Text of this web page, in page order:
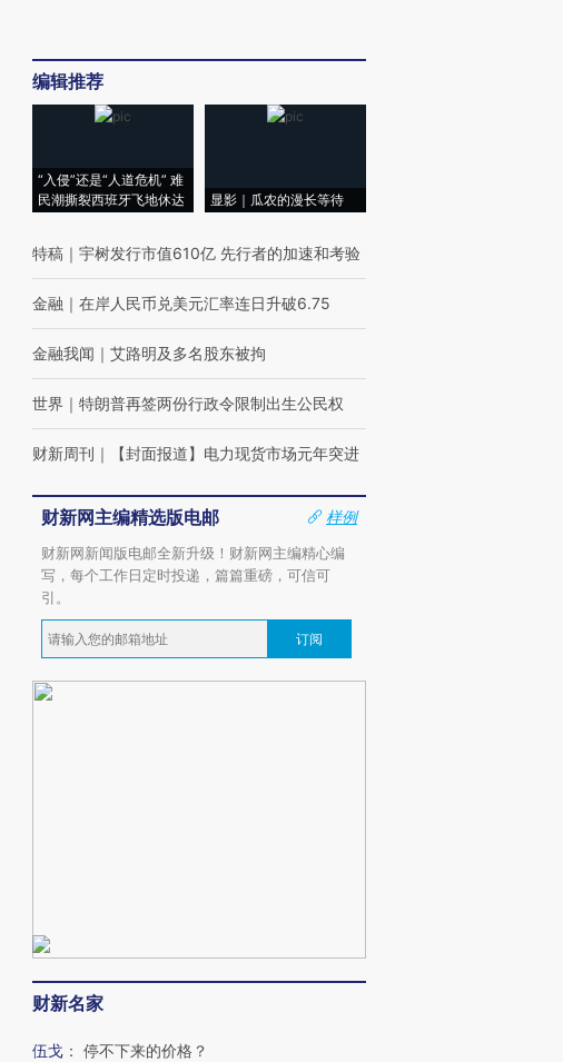
编辑推荐
“入侵”还是“人道危机” 难
民潮撕裂西班牙飞地休达
显影｜瓜农的漫长等待
特稿 ｜ 宇树发行市值610亿 先行者的加速和考验
金融 ｜ 在岸人民币兑美元汇率连日升破6.75
金融我闻 ｜ 艾路明及多名股东被拘
世界 ｜ 特朗普再签两份行政令限制出生公民权
财新周刊 ｜ 【封面报道】电力现货市场元年突进
财新网主编精选版电邮
样例
财新网新闻版电邮全新升级！财新网主编精心编
写，每个工作日定时投递，篇篇重磅，可信可
引。
订阅
财新名家
伍戈 ： 停不下来的价格？